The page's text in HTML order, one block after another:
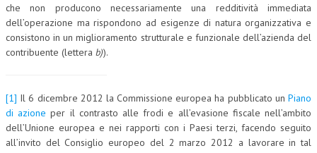
che non producono necessariamente una redditività immediata
dell’operazione ma rispondono ad esigenze di natura organizzativa e
consistono in un miglioramento strutturale e funzionale dell’azienda del
contribuente (lettera b)).
[1] Il 6 dicembre 2012 la Commissione europea ha pubblicato un Piano
di azione per il contrasto alle frodi e all’evasione fiscale nell’ambito
dell’Unione europea e nei rapporti con i Paesi terzi, facendo seguito
all’invito del Consiglio europeo del 2 marzo 2012 a lavorare in tal